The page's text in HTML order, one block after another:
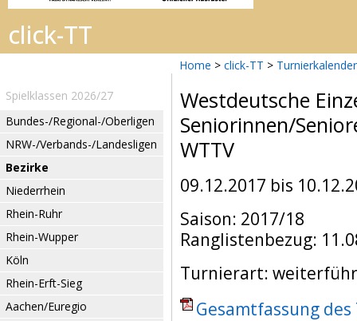
Home > click-TT > Turnierkalender
Spielklassen 2026/27
Bundes-/Regional-/Oberligen
NRW-/Verbands-/Landesligen
Bezirke
Niederrhein
Rhein-Ruhr
Rhein-Wupper
Köln
Rhein-Erft-Sieg
Aachen/Euregio
Westdeutsche
Seniorinnen/
WTTV
09.12.2017 bis
Saison: 2017/18
Ranglistenbezug:
Turnierart:
Gesamtfassung